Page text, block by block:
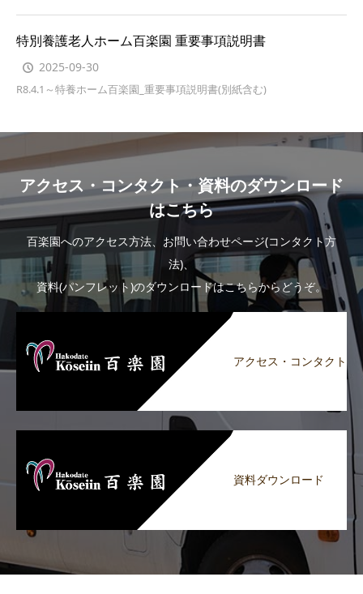
特別養護老人ホーム百楽園 重要事項説明書
2025-09-30
R8.4.1～特養ホーム百楽園_重要事項説明書(別紙含む)
アクセス・コンタクト・資料のダウンロード
はこちら
百楽園へのアクセス方法、お問い合わせページ(コンタクト方
法)、
資料(パンフレット)のダウンロードはこちらからどうぞ。
アクセス・コンタクト
資料ダウンロード